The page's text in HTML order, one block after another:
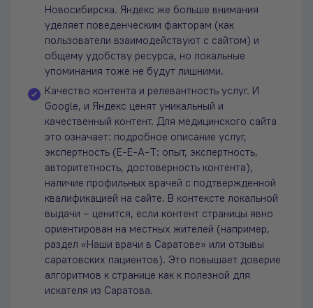
Новосибирска. Яндекс же больше внимания
уделяет поведенческим факторам (как
пользователи взаимодействуют с сайтом) и
общему удобству ресурса, но локальные
упоминания тоже не будут лишними.
Качество контента и релевантность услуг. И
Google, и Яндекс ценят уникальный и
качественный контент. Для медицинского сайта
это означает: подробное описание услуг,
экспертность (E-E-A-T: опыт, экспертность,
авторитетность, достоверность контента),
наличие профильных врачей с подтвержденной
квалификацией на сайте. В контексте локальной
выдачи – ценится, если контент страницы явно
ориентирован на местных жителей (например,
раздел «Наши врачи в Саратове» или отзывы
саратовских пациентов). Это повышает доверие
алгоритмов к странице как к полезной для
искателя из Саратова.